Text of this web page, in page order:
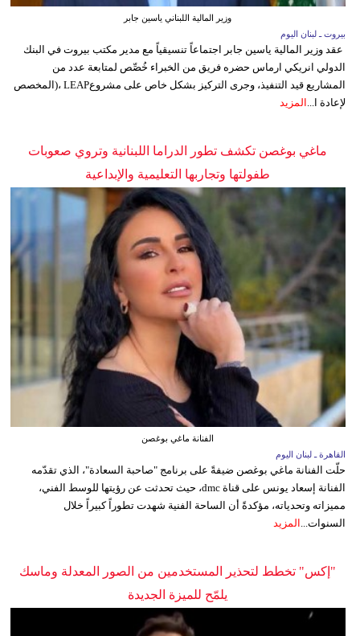
وزير المالية اللبناني ياسين جابر
بيروت ـ لبنان اليوم
عقد وزير المالية ياسين جابر اجتماعاً تنسيقياً مع مدير مكتب بيروت في البنك
الدولي انريكي ارماس حضره فريق من الخبراء خُصِّص لمتابعة عدد من
المشاريع قيد التنفيذ، وجرى التركيز بشكل خاص على مشروعLEAP ،(المخصص
لإعادة ا...
المزيد
ماغي بوغصن تكشف تطور الدراما اللبنانية وتروي صعوبات
طفولتها وتجاربها التعليمية والإبداعية
الفنانة ماغي بوغصن
القاهرة ـ لبنان اليوم
حلّت الفنانة ماغي بوغصن ضيفةً على برنامج "صاحبة السعادة"، الذي تقدّمه
الفنانة إسعاد يونس على قناة dmc، حيث تحدثت عن رؤيتها للوسط الفني،
مميزاته وتحدياته، مؤكدةً أن الساحة الفنية شهدت تطوراً كبيراً خلال
السنوات... المزيد
"إكس" تخطط لتحذير المستخدمين من الصور المعدلة وماسك
يلمّح للميزة الجديدة